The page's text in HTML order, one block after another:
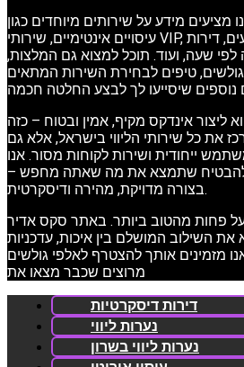
מציעים מידע על שירותים מיוחדים כגון
עיסויים אינטימיים, שירותי VIP, ליווי לאירועים, דירות
שעה, ועוד. תוכל למצוא גם המלצות,
גולשים, טיפים לבחירת השירות המתאים
ליצור אינדקס מקיף, אמין ובטוח – כזה
את כל שירותי הליווי בישראל, אלא גם
ייחודית ושירות לקוחות מסור. אנו
להבטיח שתמצא את מה שאתה מחפש –
בצורה מדויקת, מהירה ודיסקרטית.
פחות מהטוב ביותר. באתר סקס אדיר
השילוב המושלם בין איכות, עדכניות
מזמינים אותך להצטרף לאלפי גולשים
מרוצים שכבר מצאו את
דירות דיסקרטיות
נערות ליווי
נערות ליווי בשרון